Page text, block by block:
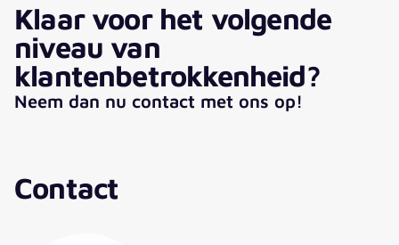
Klaar voor het volgende
niveau van
klantenbetrokkenheid?
Neem dan nu contact met ons op!
Contact